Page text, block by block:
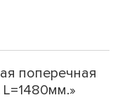
поперечная